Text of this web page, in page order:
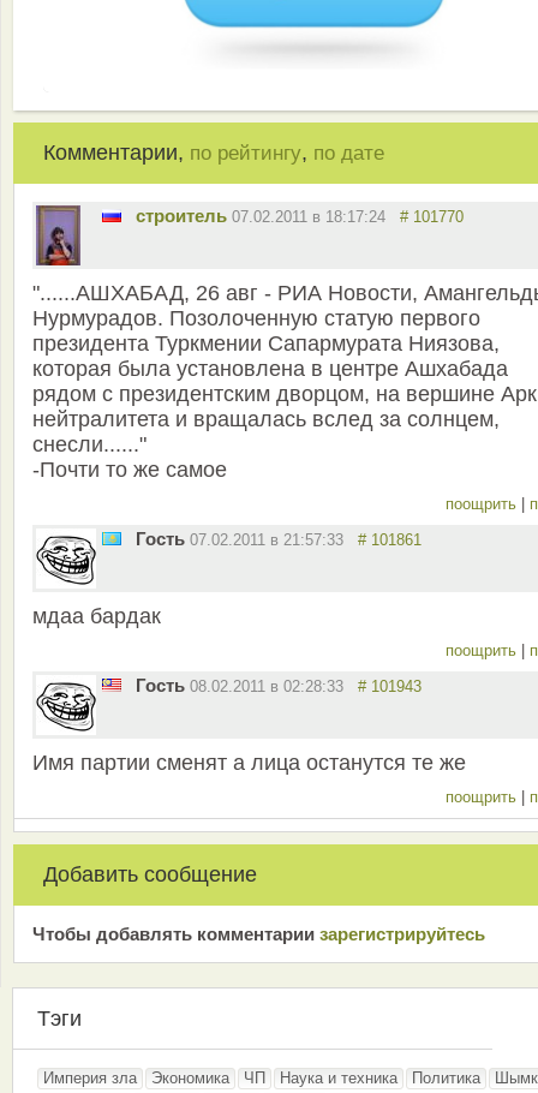
Комментарии, по рейтингу, по дате
строитель 07.02.2011 в 18:17:24 # 101770
"......АШХАБАД, 26 авг - РИА Новости,
Нурмурадов. Позолоченную статую первого
президента Туркмении Сапармурата Ниязова,
которая была установлена в центре Ашхабада
рядом с президентским дворцом, на вершине
нейтралитета и вращалась вслед за солнцем,
снесли......"
-Почти то же самое
поощрить
Гость 07.02.2011 в 21:57:33 # 101861
мдаа бардак
поощрить
Гость 08.02.2011 в 02:28:33 # 101943
Имя партии сменят а лица останутся те же
поощрить
Добавить сообщение
Чтобы добавлять комментарии зарeгиcтрирyйтeсь
Тэги
Империя зла Экономика ЧП Наука и техника Политика